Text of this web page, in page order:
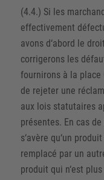
(4.4.) Si les
effectivement
avons d‘abord le
corrigerons les
fournirons à la
de rejeter une
aux lois statutaires
présentes. En cas
s‘avère qu‘un
remplacé par un
produit qui n‘est